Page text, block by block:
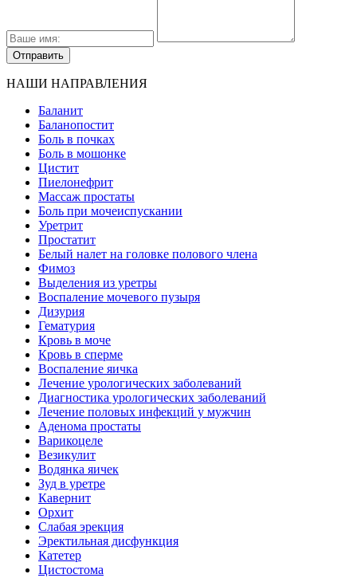
НАШИ НАПРАВЛЕНИЯ
Баланит
Баланопостит
Боль в почках
Боль в мошонке
Цистит
Пиелонефрит
Массаж простаты
Боль при мочеиспускании
Уретрит
Простатит
Белый налет на головке полового члена
Фимоз
Выделения из уретры
Воспаление мочевого пузыря
Дизурия
Гематурия
Кровь в моче
Кровь в сперме
Воспаление яичка
Лечение урологических заболеваний
Диагностика урологических заболеваний
Лечение половых инфекций у мужчин
Аденома простаты
Варикоцеле
Везикулит
Водянка яичек
Зуд в уретре
Кавернит
Орхит
Слабая эрекция
Эректильная дисфункция
Катетер
Цистостома